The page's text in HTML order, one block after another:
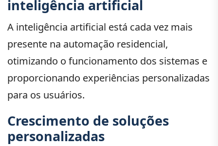
inteligência artificial
A inteligência artificial está cada vez mais
presente na automação residencial,
otimizando o funcionamento dos sistemas e
proporcionando experiências personalizadas
para os usuários.
Crescimento de soluções
personalizadas